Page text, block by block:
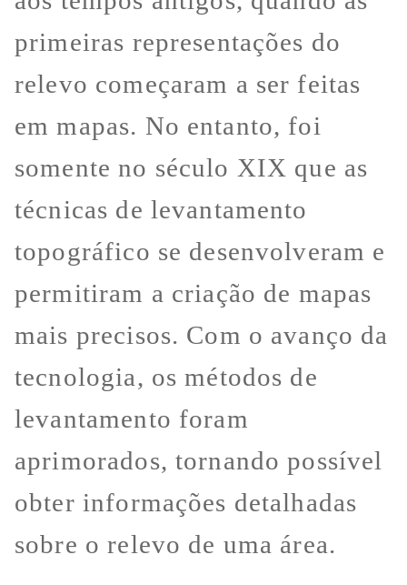
primeiras representações do
relevo começaram a ser feitas
em mapas. No entanto, foi
somente no século XIX que as
técnicas de levantamento
topográfico se desenvolveram e
permitiram a criação de mapas
mais precisos. Com o avanço da
tecnologia, os métodos de
levantamento foram
aprimorados, tornando possível
obter informações detalhadas
sobre o relevo de uma área.